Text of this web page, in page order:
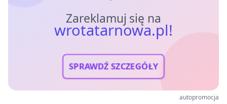
Zareklamuj się na
wrotatarnowa.pl!
SPRAWDŹ SZCZEGÓŁY
autopromocja